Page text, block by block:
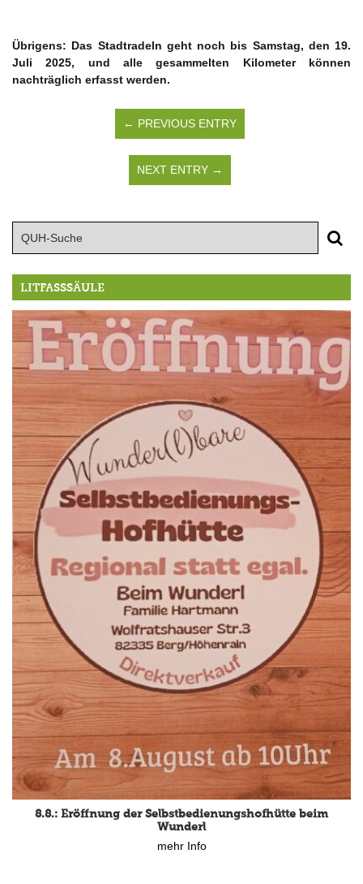
Übrigens: Das Stadtradeln geht noch bis Samstag, den 19.
Juli 2025, und alle gesammelten Kilometer können
nachträglich erfasst werden.
← PREVIOUS ENTRY
NEXT ENTRY →
LITFASSSÄULE
8.8.: Eröffnung der Selbstbedienungshofhütte beim
Wunderl
mehr Info
15.8.: Grillfeier der Lüßbacher Blasmusik
mehr Info